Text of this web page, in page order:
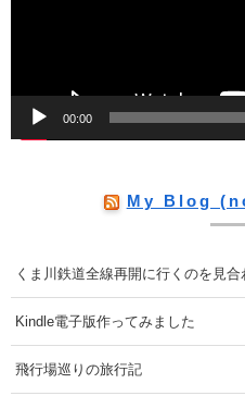
00:00
My Blog
くま川鉄道全線再開に行くのを見合
Kindle電子版作ってみました
飛行場巡りの旅行記